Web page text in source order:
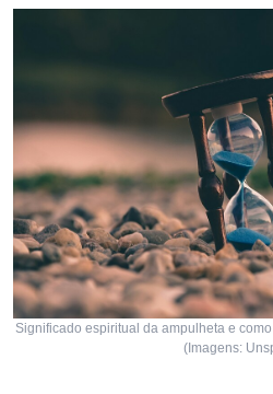
Significado espiritual da ampulheta e
(Imagens: